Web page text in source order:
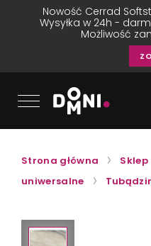
Nowość Cerrad
Wysyłka w 24h -
Możliwość
Strona główna Sklep
uniwersalne